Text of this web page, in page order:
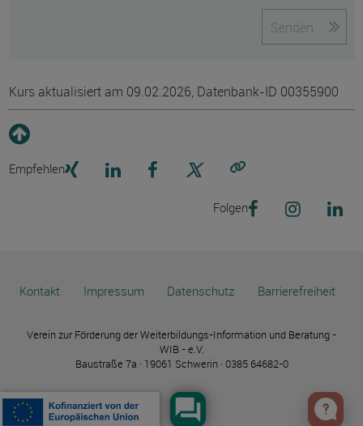
Senden
Kurs aktualisiert am 09.02.2026, Datenbank-ID 00355900
Empfehlen
Folgen
Kontakt Impressum Datenschutz Barrierefreiheit
Verein zur Förderung der Weiterbildungs-Information und Beratung -
WIB - e.V.
Baustraße 7a · 19061 Schwerin · 0385 64682-0